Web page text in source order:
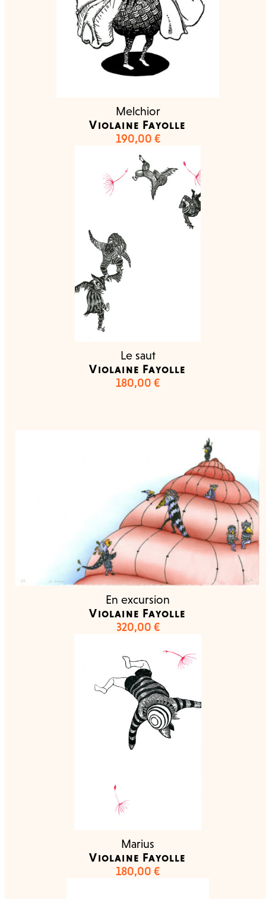
Melchior
Violaine Fayolle
190,00 €
Le saut
Violaine Fayolle
180,00 €
En excursion
Violaine Fayolle
320,00 €
Marius
Violaine Fayolle
180,00 €